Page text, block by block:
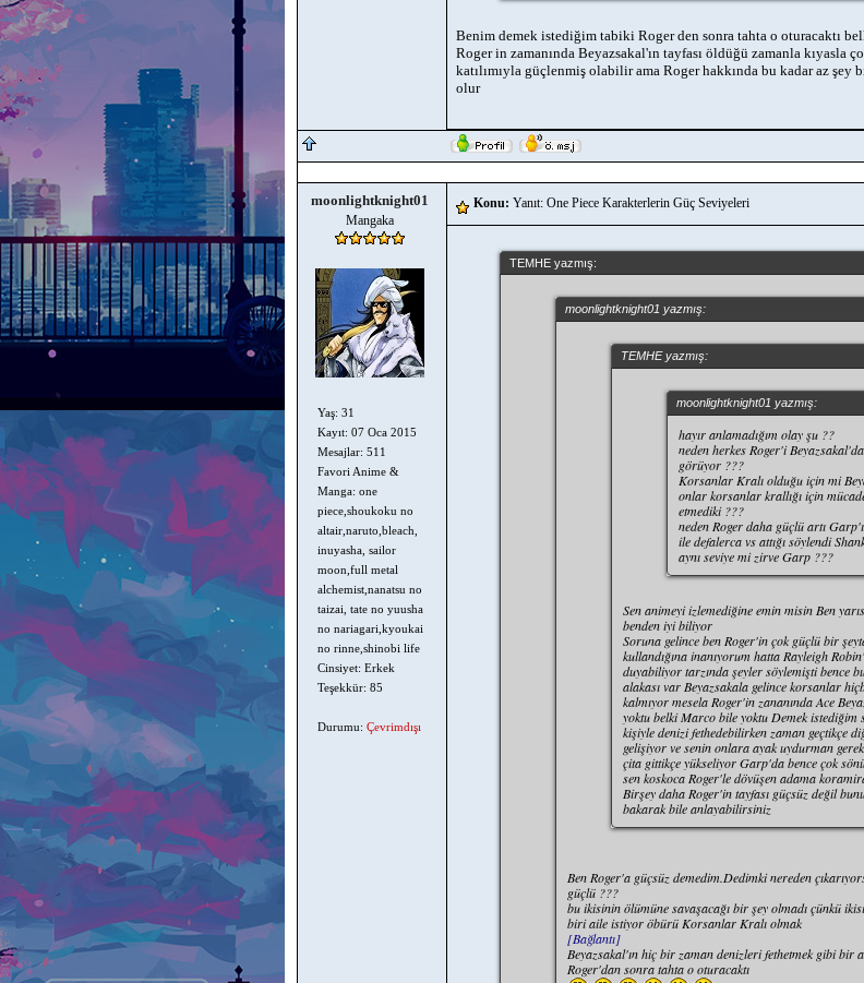
Benim demek istediğim tabiki Roger den sonra tahta o oturacaktı
Roger in zamanında Beyazsakal'ın tayfası öldüğü zamanla kıyasla
katılımıyla güçlenmiş olabilir ama Roger hakkında bu kadar az
olur
moonlightknight01
Mangaka
Yaş: 31
Kayıt: 07 Oca 2015
Mesajlar: 511
Favori Anime &
Manga: one
piece,shoukoku no
altair,naruto,bleach,
inuyasha, sailor
moon,full metal
alchemist,nanatsu no
taizai, tate no yuusha
no nariagari,kyoukai
no rinne,shinobi life
Cinsiyet: Erkek
Teşekkür: 85
Durumu: Çevrimdışı
Konu: Yanıt: One Piece Karakterlerin Güç Seviyeleri
TEMHE yazmış:
moonlightknight01 yazmış:
TEMHE yazmış:
moonlightknight01 yazmış:
hayır anlamadığım olay şu ??
neden herkes Roger'i
görüyor ???
Korsanlar Kralı olduğu için mi
onlar korsanlar krallığı için
etmediki ???
neden Roger daha güçlü artı
ile defalerca vs attığı söylendi
aynı seviye mi zirve Garp ???
Sen animeyi izlemediğine emin misin Ben
benden iyi biliyor
Soruna gelince ben Roger'in çok güçlü bir
kullandığına inanıyorum hatta Rayleigh
duyabiliyor tarzında şeyler söylemişti bence
alakası var Beyazsakala gelince korsanlar
kalmıyor mesela Roger'in zananında Ace
yoktu belki Marco bile yoktu Demek istediğim
kişiyle denizi fethedebilirken zaman geçtikçe
gelişiyor ve senin onlara ayak uydurman
çita gittikçe yükseliyor Garp'da bence çok
sen koskoca Roger'le dövüşen adama
Birşey daha Roger'in tayfası güçsüz değil
bakarak bile anlayabilirsiniz
Ben Roger'a güçsüz demedim.Dedimki nereden
güçlü ???
bu ikisinin ölümüne savaşacağı bir şey olmadı çünkü
biri aile istiyor öbürü Korsanlar Kralı olmak
[Bağlantı]
Beyazsakal'ın hiç bir zaman denizleri fethetmek gibi bir
Roger'dan sonra tahta o oturacaktı